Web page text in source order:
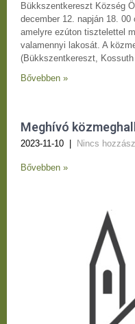
Bükkszentkereszt Község
december 12. napján 18.
amelyre ezúton tisztelettel
valamennyi lakosát. A
(Bükkszentkereszt,
Bővebben »
Meghívó
2023-11-10 Nincs
Bővebben »